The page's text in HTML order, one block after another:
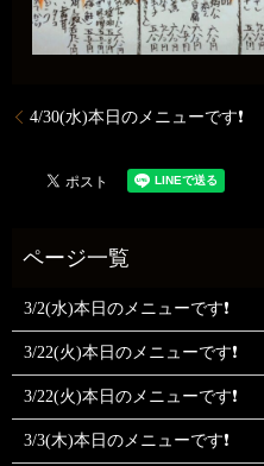
4/30(水)本日のメニューです❗️
3/2(水)本日のメニューです❗
3/22(火)本日のメニューです❗
3/22(火)本日のメニューです❗
3/3(木)本日のメニューです❗